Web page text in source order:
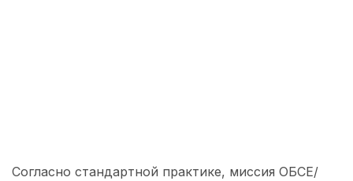
Согласно стандартной практике, миссия ОБСЕ/